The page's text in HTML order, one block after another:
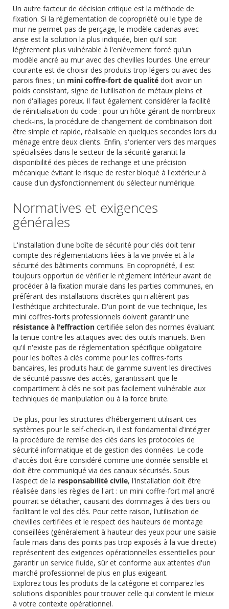
Un autre facteur de décision critique est la méthode de
fixation. Si la réglementation de copropriété ou le type de
mur ne permet pas de perçage, le modèle cadenas avec
anse est la solution la plus indiquée, bien qu'il soit
légèrement plus vulnérable à l'enlèvement forcé qu'un
modèle ancré au mur avec des chevilles lourdes. Une erreur
courante est de choisir des produits trop légers ou avec des
parois fines ; un mini coffre-fort de qualité doit avoir un
poids consistant, signe de l'utilisation de métaux pleins et
non d'alliages poreux. Il faut également considérer la facilité
de réinitialisation du code : pour un hôte gérant de nombreux
check-ins, la procédure de changement de combinaison doit
être simple et rapide, réalisable en quelques secondes lors du
ménage entre deux clients. Enfin, s'orienter vers des marques
spécialisées dans le secteur de la sécurité garantit la
disponibilité des pièces de rechange et une précision
mécanique évitant le risque de rester bloqué à l'extérieur à
cause d'un dysfonctionnement du sélecteur numérique.
Normatives et exigences
générales
L'installation d'une boîte de sécurité pour clés doit tenir
compte des réglementations liées à la vie privée et à la
sécurité des bâtiments communs. En copropriété, il est
toujours opportun de vérifier le règlement intérieur avant de
procéder à la fixation murale dans les parties communes, en
préférant des installations discrètes qui n'altèrent pas
l'esthétique architecturale. D'un point de vue technique, les
mini coffres-forts professionnels doivent garantir une
résistance à l'effraction certifiée selon des normes évaluant
la tenue contre les attaques avec des outils manuels. Bien
qu'il n'existe pas de réglementation spécifique obligatoire
pour les boîtes à clés comme pour les coffres-forts
bancaires, les produits haut de gamme suivent les directives
de sécurité passive des accès, garantissant que le
compartiment à clés ne soit pas facilement vulnérable aux
techniques de manipulation ou à la force brute.
De plus, pour les structures d'hébergement utilisant ces
systèmes pour le self-check-in, il est fondamental d'intégrer
la procédure de remise des clés dans les protocoles de
sécurité informatique et de gestion des données. Le code
d'accès doit être considéré comme une donnée sensible et
doit être communiqué via des canaux sécurisés. Sous
l'aspect de la responsabilité civile, l'installation doit être
réalisée dans les règles de l'art : un mini coffre-fort mal ancré
pourrait se détacher, causant des dommages à des tiers ou
facilitant le vol des clés. Pour cette raison, l'utilisation de
chevilles certifiées et le respect des hauteurs de montage
conseillées (généralement à hauteur des yeux pour une saisie
facile mais dans des points pas trop exposés à la vue directe)
représentent des exigences opérationnelles essentielles pour
garantir un service fluide, sûr et conforme aux attentes d'un
marché professionnel de plus en plus exigeant.
Explorez tous les produits de la catégorie et comparez les
solutions disponibles pour trouver celle qui convient le mieux
à votre contexte opérationnel.